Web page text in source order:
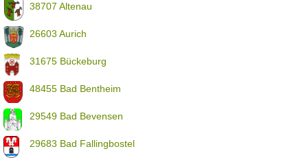
38707 Altenau
26603 Aurich
31675 Bückeburg
48455 Bad Bentheim
29549 Bad Bevensen
29683 Bad Fallingbostel